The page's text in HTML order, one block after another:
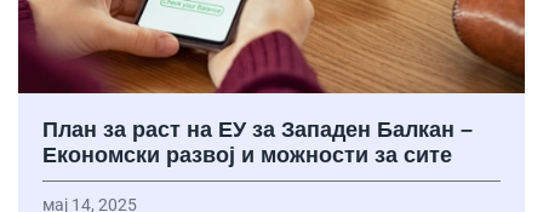
План за раст на ЕУ за Западен Балкан –
Економски развој и можности за сите
мај 14, 2025